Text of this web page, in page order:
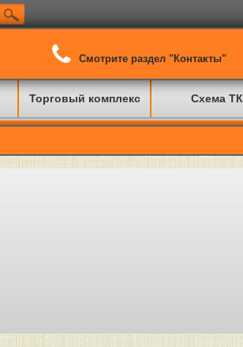
Смотрите раздел "Контакты"
Торговый комплекс Схема ТК